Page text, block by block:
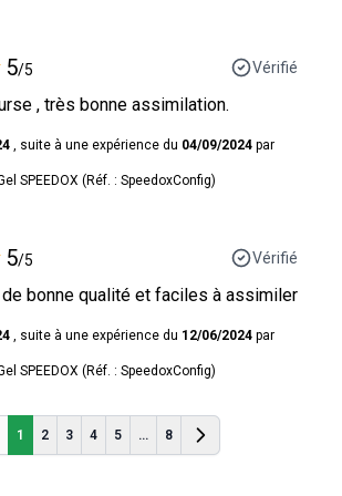
5/5 Vérifié
, très bonne assimilation.
, suite à une expérience du 04/09/2024 par
SPEEDOX (Réf. : SpeedoxConfig)
5/5 Vérifié
bonne qualité et faciles à assimiler
, suite à une expérience du 12/06/2024 par
SPEEDOX (Réf. : SpeedoxConfig)
1 2 3 4 5 ... 8
Précédent